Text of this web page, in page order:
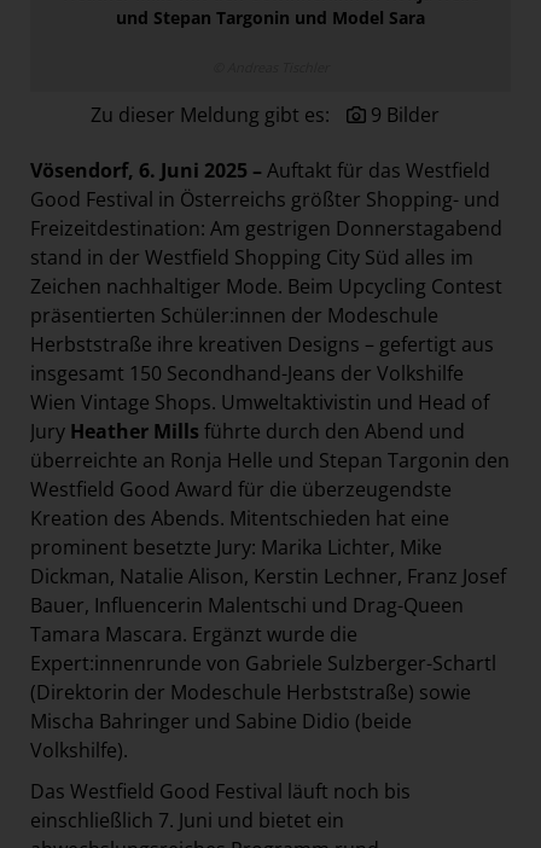
Paradies Garten
The Companion
The Hoxton
Unibail-Rodamco-Westfield
Vöslauer
NMK
MEDIA
KONTAKT
und Stepan Targonin und Model Sara
Zu dieser Meldung gibt es: 9 Bilder
Vösendorf, 6. Juni 2025 – Auftakt für das Westfield
Good Festival in Österreichs größter Shopping- und
Freizeitdestination: Am gestrigen Donnerstagabend
stand in der Westfield Shopping City Süd alles im
Zeichen nachhaltiger Mode. Beim Upcycling Contest
präsentierten Schüler:innen der Modeschule
Herbststraße ihre kreativen Designs – gefertigt aus
insgesamt 150 Secondhand-Jeans der Volkshilfe
Wien Vintage Shops. Umweltaktivistin und Head of
Jury Heather Mills führte durch den Abend und
überreichte an Ronja Helle und Stepan Targonin den
Westfield Good Award für die überzeugendste
Kreation des Abends. Mitentschieden hat eine
prominent besetzte Jury: Marika Lichter, Mike
Dickman, Natalie Alison, Kerstin Lechner, Franz Josef
Bauer, Influencerin Malentschi und Drag-Queen
Tamara Mascara. Ergänzt wurde die
Expert:innenrunde von Gabriele Sulzberger-Schartl
(Direktorin der Modeschule Herbststraße) sowie
Mischa Bahringer und Sabine Didio (beide
Volkshilfe).
Das Westfield Good Festival läuft noch bis
einschließlich 7. Juni und bietet ein